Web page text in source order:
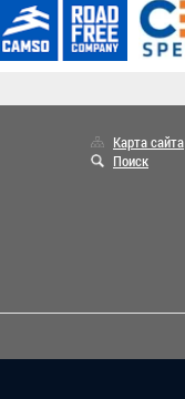
Карта сайта
Поиск